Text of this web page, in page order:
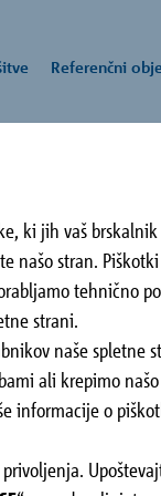
ki jih vaš
stran.
tehnično
strani.
naše spletne
ali krepimo
informacije o
gradbene
namene.
o
nudi strokovno
Referenčni
Elite
SI
naših izdelkov."
tehnično